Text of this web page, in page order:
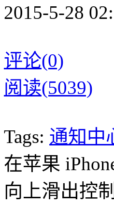
2015-5-28
评论(0)
阅读(5039)
Tags: 通知中
在苹果
向上滑出控